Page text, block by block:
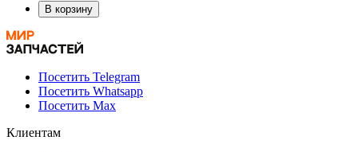
В корзину
Посетить Telegram
Посетить Whatsapp
Посетить Max
Клиентам